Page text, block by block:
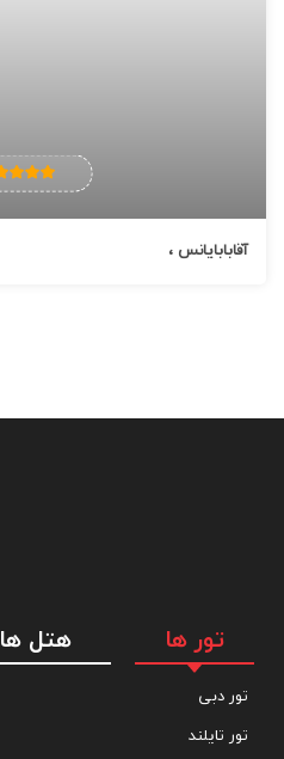
آقابابایانس ،
تور ها هتل ها
تور دبی
تور تایلند